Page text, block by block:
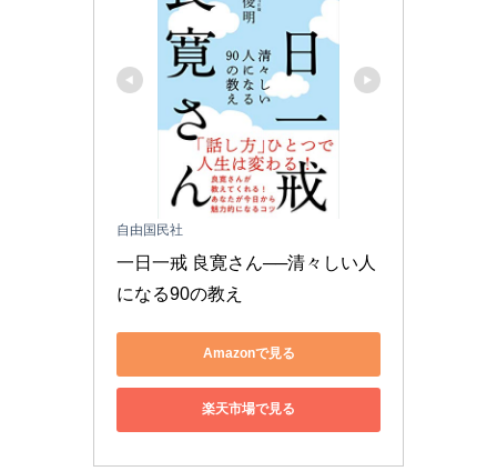
自由国民社
一日一戒 良寛さん──清々しい人
になる90の教え
Amazonで見る
楽天市場で見る